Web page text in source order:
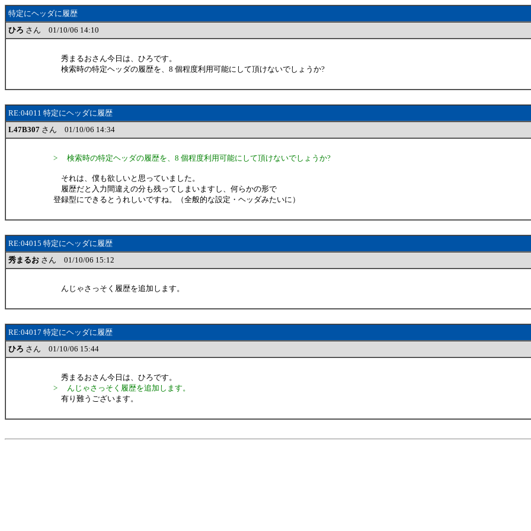
特定にヘッダに履歴
ひろ さん 01/10/06 14:10
秀まるおさん今日は、ひろです。
検索時の特定ヘッダの履歴を、8 個程度利用可能にして頂けないでしょうか?
RE:04011 特定にヘッダに履歴
L47B307 さん 01/10/06 14:34
> 検索時の特定ヘッダの履歴を、8 個程度利用可能にして頂けないでしょうか?
それは、僕も欲しいと思っていました。
履歴だと入力間違えの分も残ってしまいますし、何らかの形で
登録型にできるとうれしいですね。（全般的な設定・ヘッダみたいに）
RE:04015 特定にヘッダに履歴
秀まるお さん 01/10/06 15:12
んじゃさっそく履歴を追加します。
RE:04017 特定にヘッダに履歴
ひろ さん 01/10/06 15:44
秀まるおさん今日は、ひろです。
> んじゃさっそく履歴を追加します。
有り難うございます。